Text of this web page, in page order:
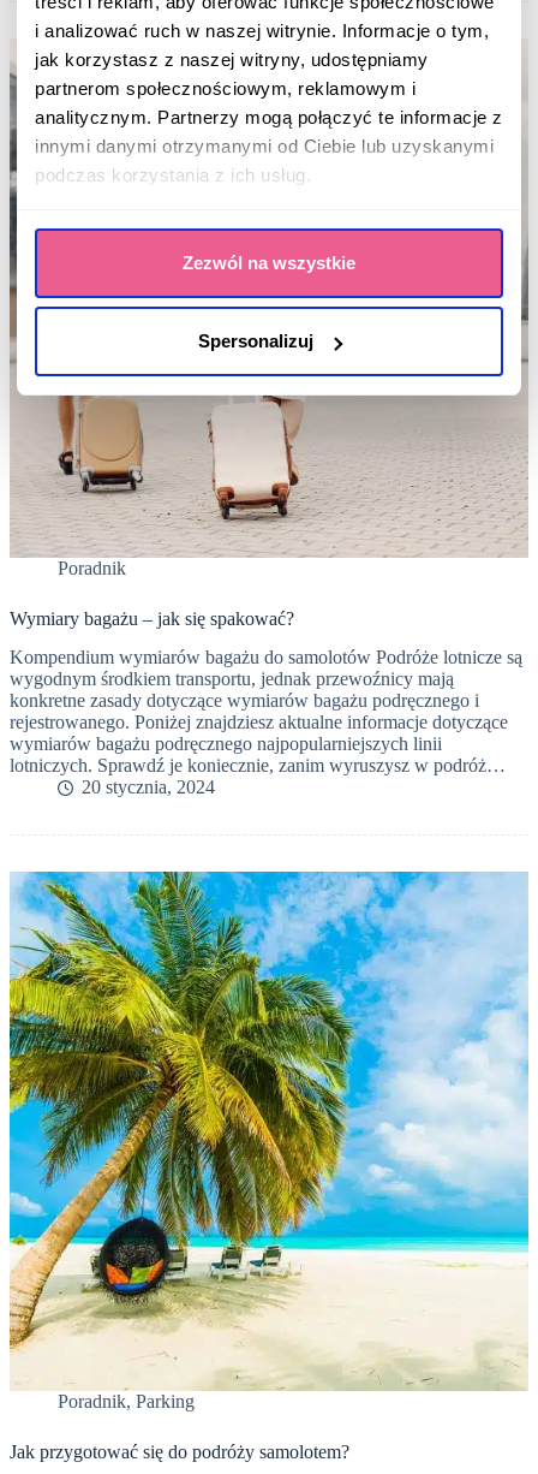
i analizować ruch w naszej witrynie. Informacje o tym,
jak korzystasz z naszej witryny, udostępniamy
partnerom społecznościowym, reklamowym i
analitycznym. Partnerzy mogą połączyć te informacje z
innymi danymi otrzymanymi od Ciebie lub uzyskanymi
podczas korzystania z ich usług.
Zezwól na wszystkie
Spersonalizuj
Poradnik
Wymiary bagażu – jak się spakować?
Kompendium wymiarów bagażu do samolotów Podróże lotnicze są
wygodnym środkiem transportu, jednak przewoźnicy mają
konkretne zasady dotyczące wymiarów bagażu podręcznego i
rejestrowanego. Poniżej znajdziesz aktualne informacje dotyczące
wymiarów bagażu podręcznego najpopularniejszych linii
lotniczych. Sprawdź je koniecznie, zanim wyruszysz w podróż…
20 stycznia, 2024
Poradnik, Parking
Jak przygotować się do podróży samolotem?